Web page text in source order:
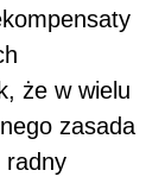
że w wielu
zasada
radny